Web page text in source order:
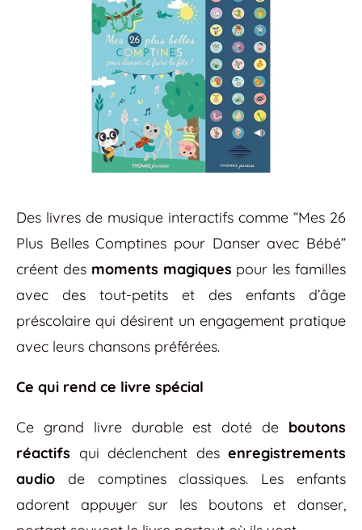
Des livres de musique interactifs comme “Mes 26
Plus Belles Comptines pour Danser avec Bébé”
créent des moments magiques pour les familles
avec des tout-petits et des enfants d’âge
préscolaire qui désirent un engagement pratique
avec leurs chansons préférées.
Ce qui rend ce livre spécial
Ce grand livre durable est doté de boutons
réactifs qui déclenchent des enregistrements
audio de comptines classiques. Les enfants
adorent appuyer sur les boutons et danser,